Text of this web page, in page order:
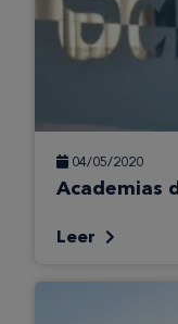
04/05/2020
Academias
Leer